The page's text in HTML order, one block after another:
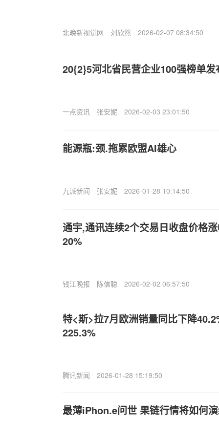
北晚新视觉网 刘欣然 2026-02-07 08:34:50
20{2}5河北省民营企业100强榜单
一点资讯 张安妮 2026-02-03 23:01:50
能源瓶:颈.拖累欧盟AI雄心
九派新闻 张安妮 2026-01-28 10:14:50
通宇,通讯连续2个交易日收盘价格
20%
钱江晚报 陈信聪 2026-02-02 06:57:50
特<斯>拉7月欧洲销量同比下降
225.3%
腾讯新闻 2026-01-28 15:19:50
最薄iPhon.e问世 果链行情将如何